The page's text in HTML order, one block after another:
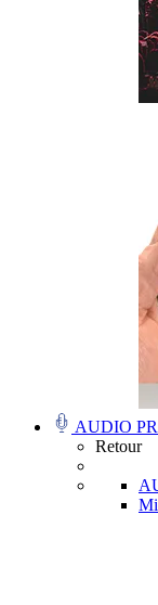
AUDIO
Retour